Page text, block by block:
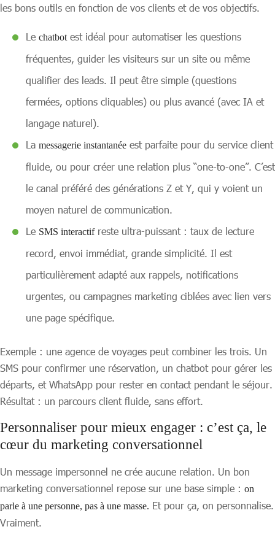
les bons outils en fonction de vos clients et de vos objectifs.
Le chatbot est idéal pour automatiser les questions
fréquentes, guider les visiteurs sur un site ou même
qualifier des leads. Il peut être simple (questions
fermées, options cliquables) ou plus avancé (avec IA et
langage naturel).
La messagerie instantanée est parfaite pour du service client
fluide, ou pour créer une relation plus “one-to-one”. C’est
le canal préféré des générations Z et Y, qui y voient un
moyen naturel de communication.
Le SMS interactifreste ultra-puissant : taux de lecture
record, envoi immédiat, grande simplicité. Il est
particulièrement adapté aux rappels, notifications
urgentes, ou campagnes marketing ciblées avec lien vers
une page spécifique.
Exemple : une agence de voyages peut combiner les trois. Un
SMS pour confirmer une réservation, un chatbot pour gérer les
départs, et WhatsApp pour rester en contact pendant le séjour.
Résultat : un parcours client fluide, sans effort.
Personnaliser pour mieux engager : c’est ça, le
cœur du marketing conversationnel
Un message impersonnel ne crée aucune relation. Un bon
marketing conversationnel repose sur une base simple : on
parle à une personne, pas à une masse. Et pour ça, on personnalise.
Vraiment.